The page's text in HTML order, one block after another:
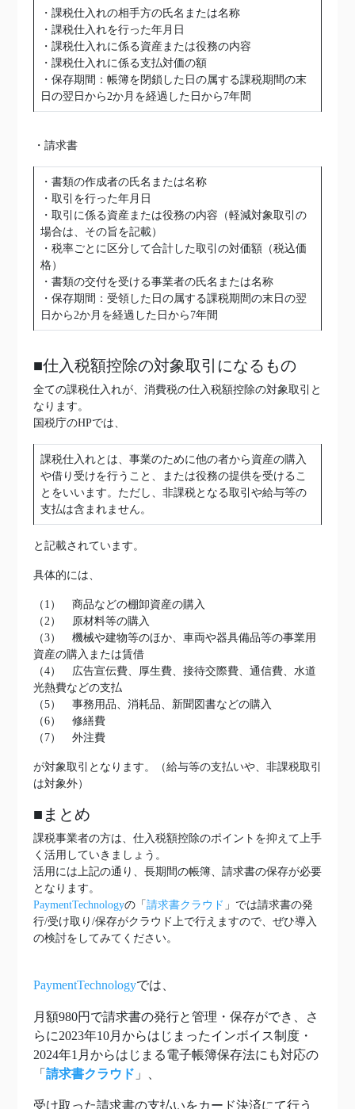
・課税仕入れの相手方の氏名または名称
・課税仕入れを行った年月日
・課税仕入れに係る資産または役務の内容
・課税仕入れに係る支払対価の額
・保存期間：帳簿を閉鎖した日の属する課税期間の末
日の翌日から2か月を経過した日から7年間
・請求書
・書類の作成者の氏名または名称
・取引を行った年月日
・取引に係る資産または役務の内容（軽減対象取引の
場合は、その旨を記載）
・税率ごとに区分して合計した取引の対価額（税込価
格）
・書類の交付を受ける事業者の氏名または名称
・保存期間：受領した日の属する課税期間の末日の翌
日から2か月を経過した日から7年間
■仕入税額控除の対象取引になるもの
全ての課税仕入れが、消費税の仕入税額控除の対象取引と
なります。
国税庁のHPでは、
課税仕入れとは、事業のために他の者から資産の購入
や借り受けを行うこと、または役務の提供を受けるこ
とをいいます。ただし、非課税となる取引や給与等の
支払は含まれません。
と記載されています。
具体的には、
（1） 商品などの棚卸資産の購入
（2） 原材料等の購入
（3） 機械や建物等のほか、車両や器具備品等の事業用
資産の購入または賃借
（4） 広告宣伝費、厚生費、接待交際費、通信費、水道
光熱費などの支払
（5） 事務用品、消耗品、新聞図書などの購入
（6） 修繕費
（7） 外注費
が対象取引となります。（給与等の支払いや、非課税取引
は対象外）
■まとめ
課税事業者の方は、仕入税額控除のポイントを抑えて上手
く活用していきましょう。
活用には上記の通り、長期間の帳簿、請求書の保存が必要
となります。
PaymentTechnologyの「 請求書クラウド 」では請求書の発
行/受け取り/保存がクラウド上で行えますので、ぜひ導入
の検討をしてみてください。
PaymentTechnologyでは、
月額980円で請求書の発行と管理・保存ができ、さ
らに2023年10月からはじまったインボイス制度・
2024年1月からはじまる電子帳簿保存法にも対応の
「 請求書クラウド 」、
受け取った請求書の支払いをカード決済にて行う